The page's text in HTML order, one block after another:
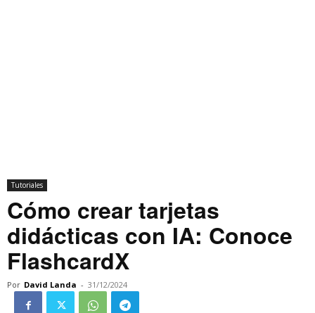
Tutoriales
Cómo crear tarjetas
didácticas con IA: Conoce
FlashcardX
Por David Landa - 31/12/2024